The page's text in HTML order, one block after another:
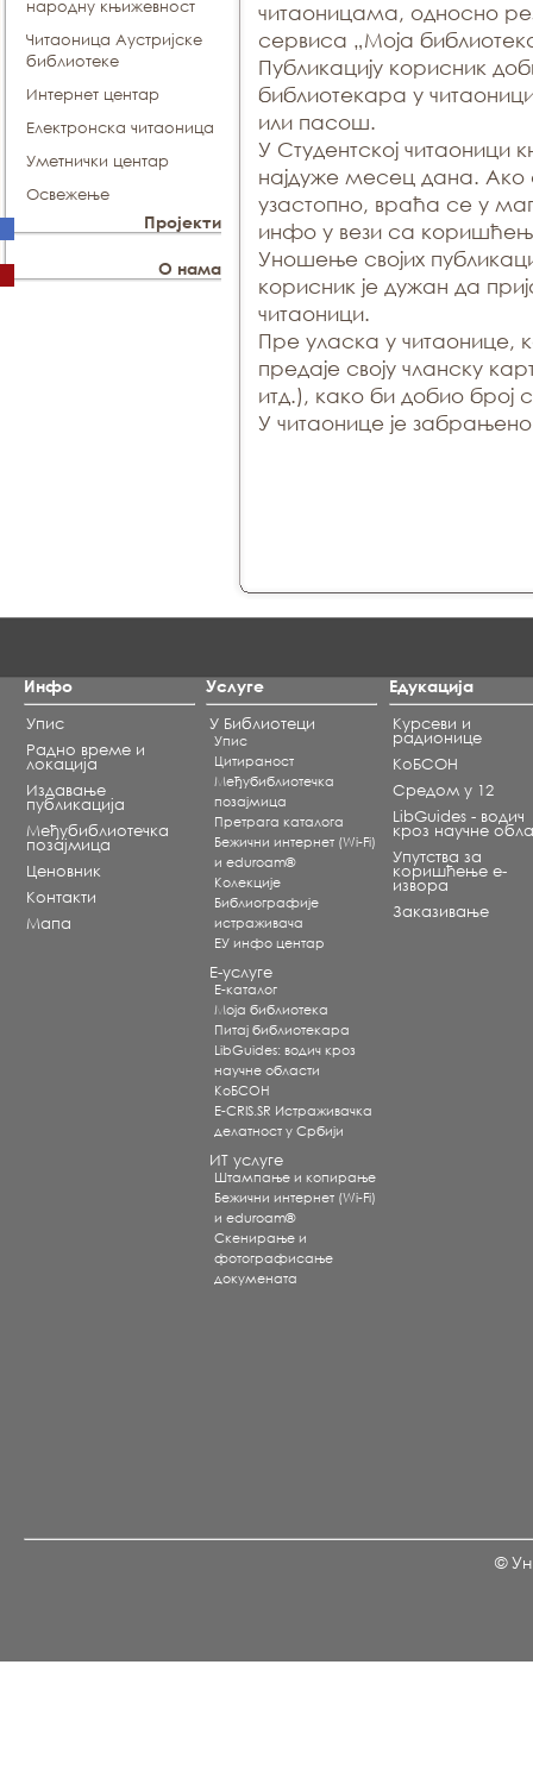
народну књижевност
Читаоница Аустријске
библиотеке
Интернет центар
Електронска читаоница
Уметнички центар
Освежење
Пројекти
О нама
читаоницама, односно
сервиса „Моја
Публикацију корисник
библиотекара у
или пасош.
У Студентској
најдуже месец дана. Ако
узастопно, враћа се у
инфо у вези са
Уношење својих
корисник је дужан да
читаоници.
Пре уласка у читаонице,
предаје своју чланску
итд.), како би добио број
У читаонице је
Инфо
Упис
Радно време и
локација
Издавање
публикација
Међубиблиотечка
позајмица
Ценовник
Контакти
Мапа
Услуге
У Библиотеци
Упис
Цитираност
Међубиблиотечка
позајмица
Претрага каталога
Бежични интернет (Wi-Fi)
и eduroam®
Koлекције
Библиографије
истраживача
ЕУ инфо центар
Е-услуге
Е-каталог
Моја библиотека
Питај библиотекара
LibGuides: водич кроз
научне области
КоБСОН
E-CRIS.SR Истраживачка
делатност у Србији
ИТ услуге
Штампање и копирање
Бежични интернет (Wi-Fi)
и eduroam®
Скенирање и
фотографисање
докумената
Едукација
Курсеви и
радионице
КоБСОН
Средом у 12
LibGuides - водич
кроз научне
Упутства за
коришћење е-
извора
Заказивање
©